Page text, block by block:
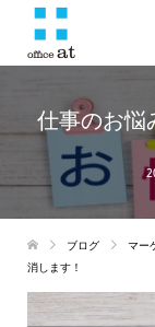
仕事のお悩
ブログ マー
消します！